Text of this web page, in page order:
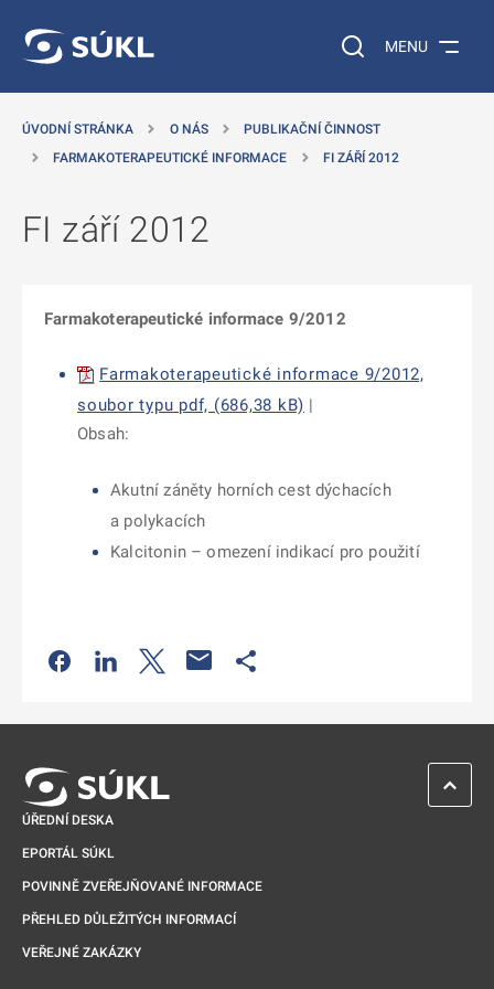
Vyhledávání na
MENU
ÚVODNÍ STRÁNKA O NÁS
PUBLIKAČNÍ ČINNOST
FARMAKOTERAPEUTICKÉ INFORMACE
FI ZÁŘÍ 2012
FI září 2012
Farmakoterapeutické informace 9/2012
Farmakoterapeutické informace 9/2012,
soubor typu pdf, (686,38 kB) |
Obsah:
Akutní záněty horních cest dýchacích
a polykacích
Kalcitonin – omezení indikací pro použití
Odkaz se otevře na nové kartě
Odkaz se otevře na nové kartě
Odkaz se otevře na nové kartě
ÚŘEDNÍ DESKA
EPORTÁL SÚKL
POVINNĚ ZVEŘEJŇOVANÉ INFORMACE
PŘEHLED DŮLEŽITÝCH INFORMACÍ
VEŘEJNÉ ZAKÁZKY
ZPĚT